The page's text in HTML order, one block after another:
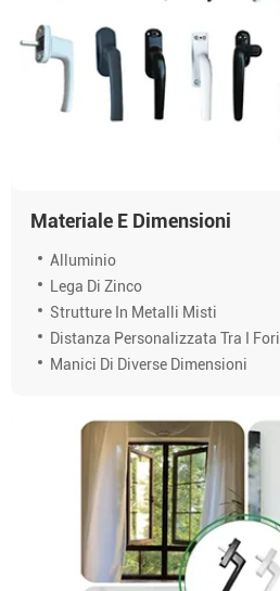
Materiale E Dimensioni
Alluminio
Lega Di Zinco
Strutture In Metalli Misti
Distanza Personalizzata Tra I Fori
Manici Di Diverse Dimensioni